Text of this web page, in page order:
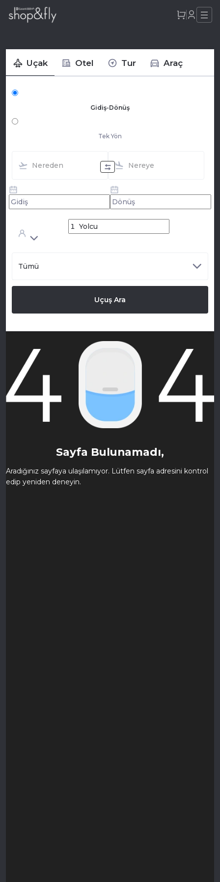
Uçak Otel Tur Araç
Gidiş-Dönüş
Tek Yön
Nereden Nereye
Tümü
Uçuş Ara
Sayfa Bulunamadı,
Aradığınız sayfaya ulaşılamıyor. Lütfen sayfa adresini kontrol
edip yeniden deneyin.